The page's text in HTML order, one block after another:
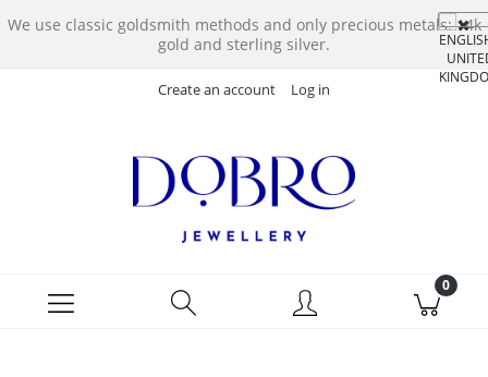
We use classic goldsmith methods and only precious metals: 14k
gold and sterling silver.
Create an account Log in